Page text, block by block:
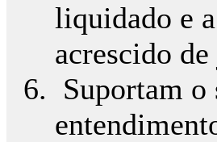
liquidado e
acrescido
Suportam o